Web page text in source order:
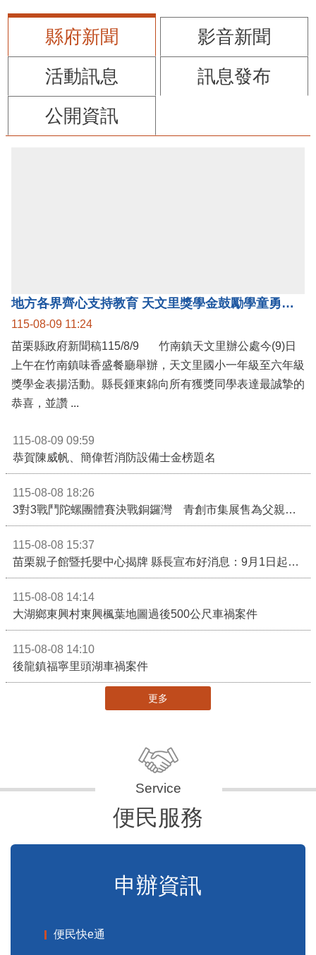
縣府新聞
影音新聞
活動訊息
訊息發布
公開資訊
地方各界齊心支持教育 天文里獎學金鼓勵學童勇敢追夢
115-08-09 11:24
苗栗縣政府新聞稿115/8/9 竹南鎮天文里辦公處今(9)日
上午在竹南鎮味香盛餐廳舉辦，天文里國小一年級至六年級
獎學金表揚活動。縣長鍾東錦向所有獲獎同學表達最誠摯的
恭喜，並讚 ...
115-08-09 09:59
恭賀陳威帆、簡偉哲消防設備士金榜題名
115-08-08 18:26
3對3戰鬥陀螺團體賽決戰銅鑼灣 青創市集展售為父親節增添繽紛
115-08-08 15:37
苗栗親子館暨托嬰中心揭牌 縣長宣布好消息：9月1日起調降臨時托嬰費用
115-08-08 14:14
大湖鄉東興村東興楓葉地圖過後500公尺車禍案件
115-08-08 14:10
後龍鎮福寧里頭湖車禍案件
更多
便民服務
申辦資訊
便民快e通